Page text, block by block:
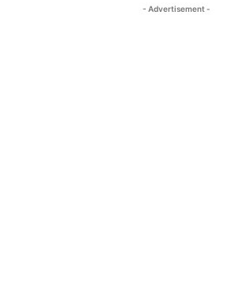
- Advertisement -